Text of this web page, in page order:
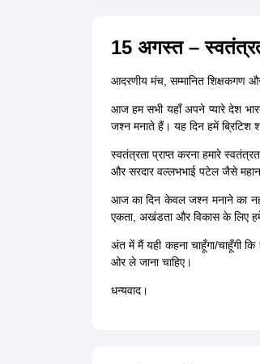
15 अगस्त –
आदरणीय मंच, सम्मानित शिक्षकगण और
आज हम सभी यहाँ अपने प्यारे देश
जश्न मनाते हैं। यह दिन हमें ब्रिटिश
स्वतंत्रता प्राप्त करना हमारे
और सरदार वल्लभभाई पटेल जैसे
आज का दिन केवल जश्न मनाने का
एकता, अखंडता और विकास के लिए
अंत में मैं यही कहना चाहूँगा/चाहूँगी
ओर ले जाना चाहिए।
धन्यवाद।